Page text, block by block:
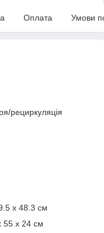
Оплата Умови
рециркуляція
х 48.3 см
55 х 24 см